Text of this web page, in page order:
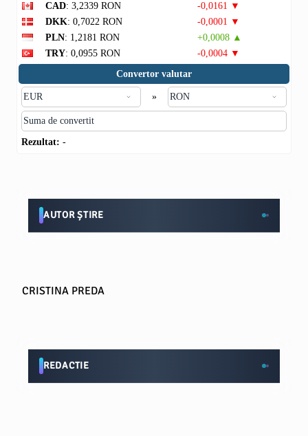
CAD: 3,2339 RON
-0,0161 ▼
DKK: 0,7022 RON
-0,0001 ▼
PLN: 1,2181 RON
+0,0008 ▲
TRY: 0,0955 RON
-0,0004 ▼
Convertor valutar
»
Rezultat: -
AUTOR ȘTIRE
CRISTINA PREDA
REDACTIE